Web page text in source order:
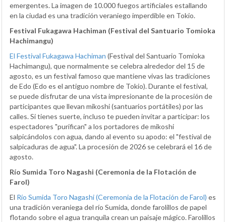
emergentes. La imagen de 10.000 fuegos artificiales estallando
en la ciudad es una tradición veraniego imperdible en Tokio.
Festival Fukagawa Hachiman (Festival del Santuario Tomioka
Hachimangu)
El Festival Fukagawa Hachiman (Festival del Santuario Tomioka
Hachimangu), que normalmente se celebra alrededor del 15 de
agosto, es un festival famoso que mantiene vivas las tradiciones
de Edo (Edo es el antiguo nombre de Tokio). Durante el festival,
se puede disfrutar de una vista impresionante de la procesión de
participantes que llevan mikoshi (santuarios portátiles) por las
calles. Si tienes suerte, incluso te pueden invitar a participar: los
espectadores "purifican" a los portadores de mikoshi
salpicándolos con agua, dando al evento su apodo: el "festival de
salpicaduras de agua". La procesión de 2026 se celebrará el 16 de
agosto.
Río Sumida Toro Nagashi (Ceremonia de la Flotación de
Farol)
El Río Sumida Toro Nagashi (Ceremonia de la Flotación de Farol) es
una tradición veraniega del río Sumida, donde farolillos de papel
flotando sobre el agua tranquila crean un paisaje mágico. Farolillos